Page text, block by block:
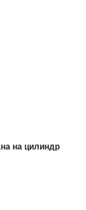
на цилиндр